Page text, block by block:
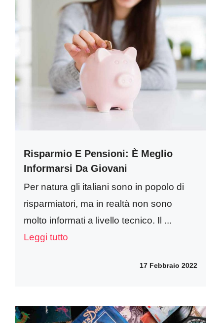
Risparmio E Pensioni: È Meglio
Informarsi Da Giovani
Per natura gli italiani sono in popolo di
risparmiatori, ma in realtà non sono
molto informati a livello tecnico. Il ...
Leggi tutto
17 Febbraio 2022